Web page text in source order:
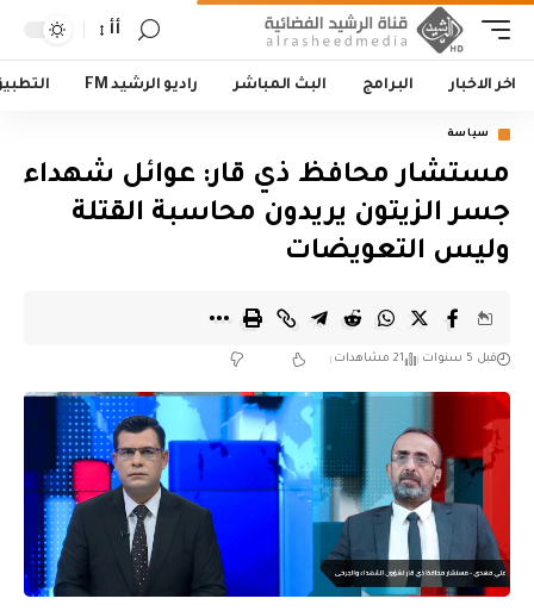
أأ
اخر الاخبار البرامج البث المباشر راديو الرشيد FM
سياسة
مستشار محافظ ذي قار: عوائل شهداء
جسر الزيتون يريدون محاسبة القتلة
وليس التعويضات
قبل 5 سنوات 21 مشاهدات